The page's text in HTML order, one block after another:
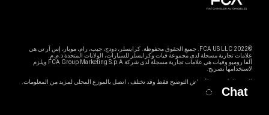
©2022 FCA US LLC. جميع الحقوق محفوظة. كرايسلر، دودج، جيب، رام، موبار، إس آر تي هي
ألفا روميو وفيات هي علامات تجارية مسجلة لدى شركة FCA Group Marketing S.p.A ويلزم
الصور الواردة هي لأغراض التوضيح فقط وقد تختلف ، اتصل بالموزع المحلي لمزيد من المعلومات.
Chat